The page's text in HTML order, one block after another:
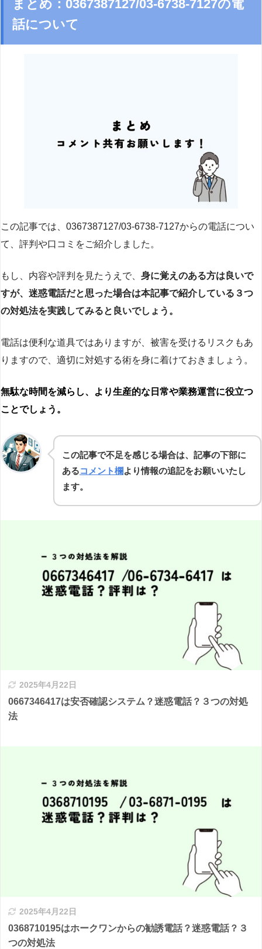
まとめ：0367387127/03-6738-7127の電
話について
この記事では、0367387127/03-6738-7127からの電話につい
て、評判や口コミをご紹介しました。
もし、内容や評判を見たうえで、 身に覚えのある方は良いで
すが、迷惑電話だと思った場合は本記事で紹介している３つ
の対処法を実践してみると良いでしょう。
電話は便利な道具ではありますが、被害を受けるリスクもあ
りますので、適切に対処する術を身に着けておきましょう。
無駄な時間を減らし、より生産的な日常や業務運営に役立つ
ことでしょう。
この記事で不足を感じる場合は、記事の下部に
あるコメント欄より情報の追記をお願いいたし
ます。
2025年4月22日
0667346417は安否確認システム？迷惑電話？３つの対処
法
2025年4月22日
0368710195はホークワンからの勧誘電話？迷惑電話？３
つの対処法